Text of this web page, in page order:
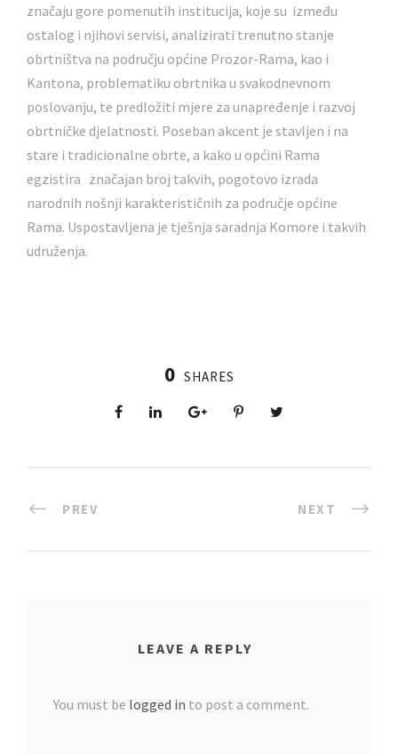
značaju gore pomenutih institucija, koje su između
ostalog i njihovi servisi, analizirati trenutno stanje
obrtništva na području općine Prozor-Rama, kao i
Kantona, problematiku obrtnika u svakodnevnom
poslovanju, te predložiti mjere za unapređenje i razvoj
obrtničke djelatnosti. Poseban akcent je stavljen i na
stare i tradicionalne obrte, a kako u općini Rama
egzistira značajan broj takvih, pogotovo izrada
narodnih nošnji karakterističnih za područje općine
Rama. Uspostavljena je tješnja saradnja Komore i takvih
udruženja.
0 SHARES
PREV NEXT
LEAVE A REPLY
You must be logged in to post a comment.